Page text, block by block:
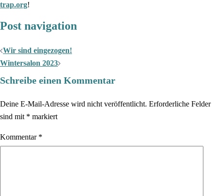
trap.org!
Post navigation
Wir sind eingezogen!
Wintersalon 2023
Schreibe einen Kommentar
Deine E-Mail-Adresse wird nicht veröffentlicht. Erforderliche Felder
sind mit * markiert
Kommentar *